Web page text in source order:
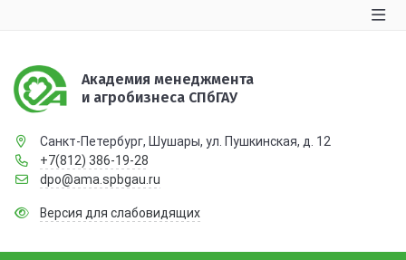
Академия менеджмента
и агробизнеса СПбГАУ
Санкт-Петербург, Шушары, ул. Пушкинская, д. 12
+7(812) 386-19-28
dpo@ama.spbgau.ru
Версия для слабовидящих